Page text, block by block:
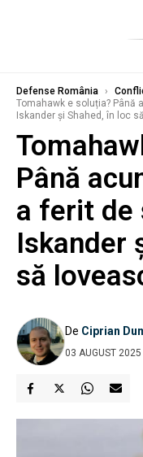
Defense România ›
Tomahawk e soluția? Până
Iskander și Shahed, în loc
Până
a ferit de
Iskander
să
De Ciprian
03 AUGUST 2025